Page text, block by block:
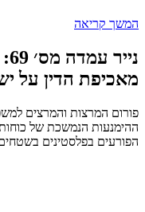
המשך קריאה
מאכיפת הדין על
פורום המרצות והמרצים
ההימנעות הנמשכת של
הפורעים בפלסטינים